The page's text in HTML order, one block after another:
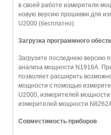
в своей работе измерители
новую версию прошивки для
U2000 (бесплатно).
Загрузка программного
Загрузите последнюю версию
анализа мощности N1918A.
позволяет расширить
мощности с помощью
U2000, измерителей
измерителей мощности
Совместимость приборов